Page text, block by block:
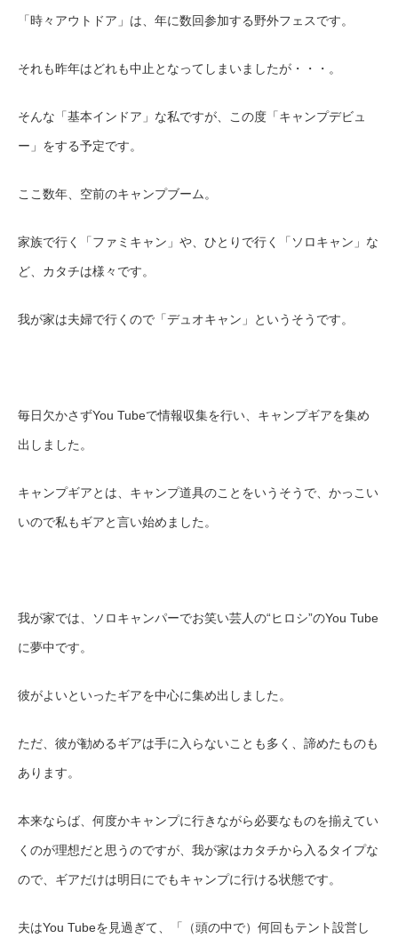
「時々アウトドア」は、年に数回参加する野外フェスです。
それも昨年はどれも中止となってしまいましたが・・・。
そんな「基本インドア」な私ですが、この度「キャンプデビュ
ー」をする予定です。
ここ数年、空前のキャンプブーム。
家族で行く「ファミキャン」や、ひとりで行く「ソロキャン」な
ど、カタチは様々です。
我が家は夫婦で行くので「デュオキャン」というそうです。
毎日欠かさずYou Tubeで情報収集を行い、キャンプギアを集め
出しました。
キャンプギアとは、キャンプ道具のことをいうそうで、かっこい
いので私もギアと言い始めました。
我が家では ソロキャンパーでお笑い芸人の“ヒロシ”のYou Tube
に夢中です。
彼がよ いといったギアを中心に集め出しました 。
ただ、彼が勧めるギアは手に入らないことも多く 、諦めたものも
あります。
本来ならば、何度かキャンプに行きながら必要なものを揃えてい
くのが理想だと思うのですが、我が家はカタチから入るタイプな
ので、 ギアだけは明日にでもキャンプに行ける状態です。
夫はYou Tubeを見過ぎて、「（頭の中で）何回もテント設営し